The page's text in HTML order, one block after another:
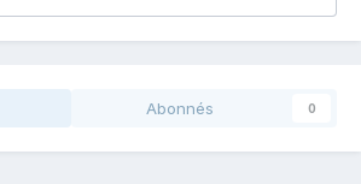
Abonnés 0